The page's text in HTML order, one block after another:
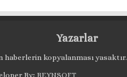
Yazarlar
kopyalanması yasaktır.
By; BEYNSOFT